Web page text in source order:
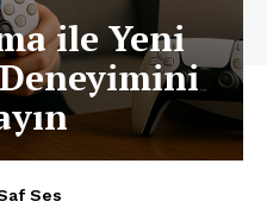
ile Yeni
Ses